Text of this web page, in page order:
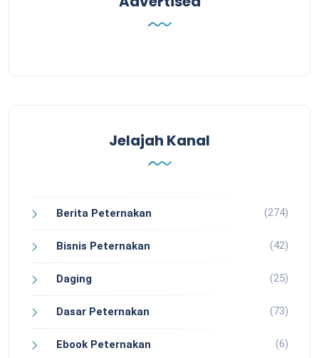
Jelajah Kanal
Berita Peternakan (274)
Bisnis Peternakan (42)
Daging (25)
Dasar Peternakan (73)
Ebook Peternakan (6)